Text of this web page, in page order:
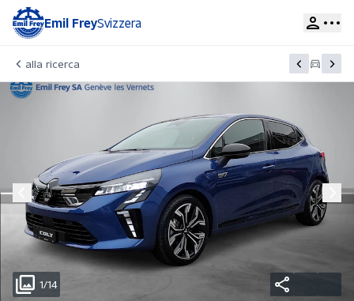
Emil FreySvizzera
alla ricerca
1/14